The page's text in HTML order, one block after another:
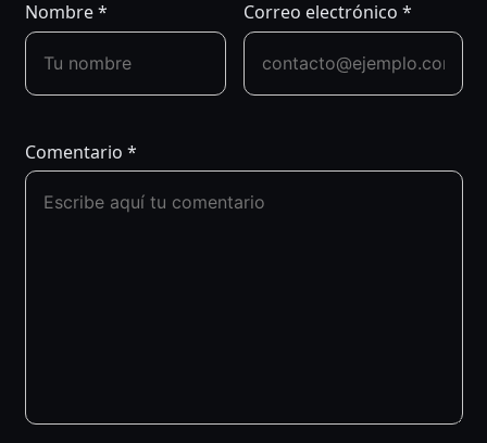
Nombre* Correo electrónico *
Comentario *